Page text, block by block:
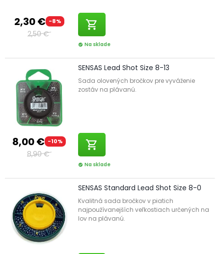
2,30 € -8%
2,50 €
shopping_cart
check_circle Na sklade
8,00 € -10%
8,90 €
SENSAS Lead Shot Size 8-13
Sada olovených bročkov pre vyváženie
zostáv na plávanú.
shopping_cart
check_circle Na sklade
SENSAS Standard Lead Shot Size 8-0
Kvalitná sada bročkov v piatich
najpoužívanejších veľkostiach určených na
lov na plávanú.